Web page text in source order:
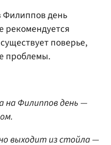
Филиппов день
рекомендуется
поверье,
проблемы.
на Филиппов день —
выходит из стойла —